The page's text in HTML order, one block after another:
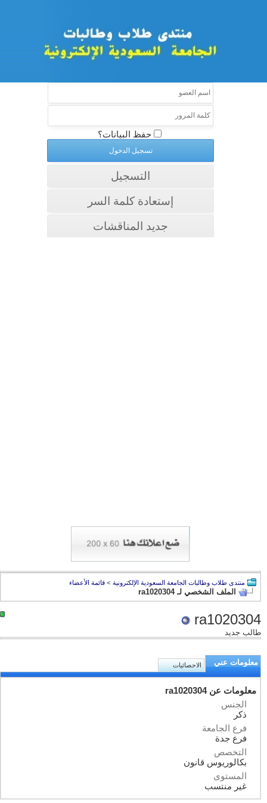
حفظ البيانات؟
التسجيل
إستعادة كلمة السر
جديد المناقشات
منتدى طلاب وطالبات الجامعة السعودية الإلكترونية > قائمة الأعضاء
الملف الشخصي لـ ra1020304
ra1020304
طالب جديد
معلومات عني الاحصائيات
معلومات عن ra1020304
الجنس
ذكر
فرع الجامعة
فرع جدة
التخصص
بكالوريوس قانون
المستوى
غير منتسب